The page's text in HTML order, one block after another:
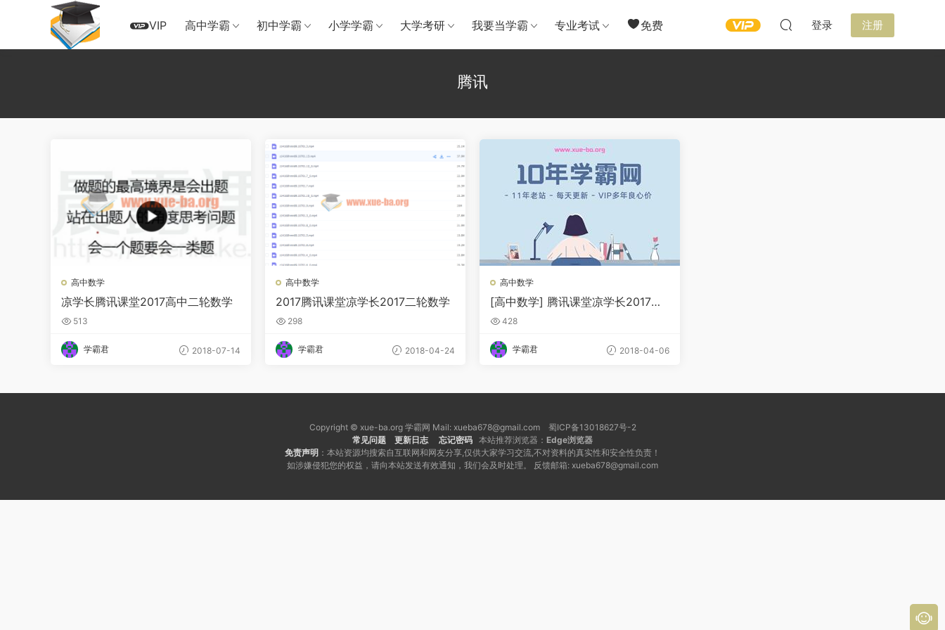
VIP 高中学霸 初中学霸 小学学霸 大学考研 我要当学霸 专业考试 免费 登录 注册
腾讯
高中数学
凉学长腾讯课堂2017高中二轮数学
513
学霸君 2018-07-14
高中数学
2017腾讯课堂凉学长2017二轮数学
298
学霸君 2018-04-24
高中数学
[高中数学] 腾讯课堂凉学长2017二
轮数学
428
学霸君 2018-04-06
Copyright © xue-ba.org 学霸网 Mail: xueba678@gmail.com 蜀ICP备13018627号-2
常见问题
更新日志 忘记密码 本站推荐浏览器： Edge浏览器
免责声明 ：本站资源均搜索自互联网和网友分享,仅供大家学习交流,不对资料的真实性和安全性负责！
如涉嫌侵犯您的权益，请向本站发送有效通知，我们会及时处理。 反馈邮箱: xueba678@gmail.com